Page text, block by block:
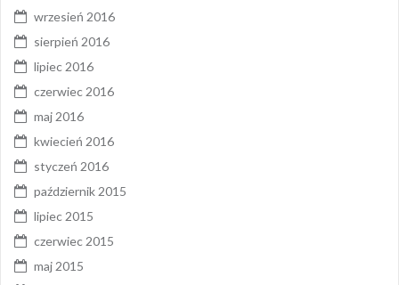
wrzesień 2016
sierpień 2016
lipiec 2016
czerwiec 2016
maj 2016
kwiecień 2016
styczeń 2016
październik 2015
lipiec 2015
czerwiec 2015
maj 2015